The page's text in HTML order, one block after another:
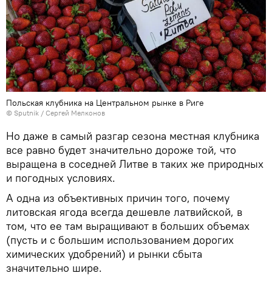
Польская клубника на Центральном рынке в Риге
© Sputnik / Сергей Мелконов
Но даже в самый разгар сезона местная клубника
все равно будет значительно дороже той, что
выращена в соседней Литве в таких же природных
и погодных условиях.
А одна из объективных причин того, почему
литовская ягода всегда дешевле латвийской, в
том, что ее там выращивают в больших объемах
(пусть и с большим использованием дорогих
химических удобрений) и рынки сбыта
значительно шире.